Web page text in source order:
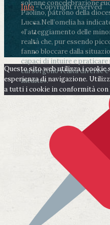
solenne concelebrazione
Paolino, patrono della
Lucca.Nell’omelia ha
«l’atteggiamento delle
realtà che, pur essendo
fanno bloccare dalla
capaci di intuire e
cui sorgono realtà diverse
inedite».
Info- Copyright reserved
Questo sito web utilizza i cookie
esperienza di navigazione.
a tutti i cookie in conformità con